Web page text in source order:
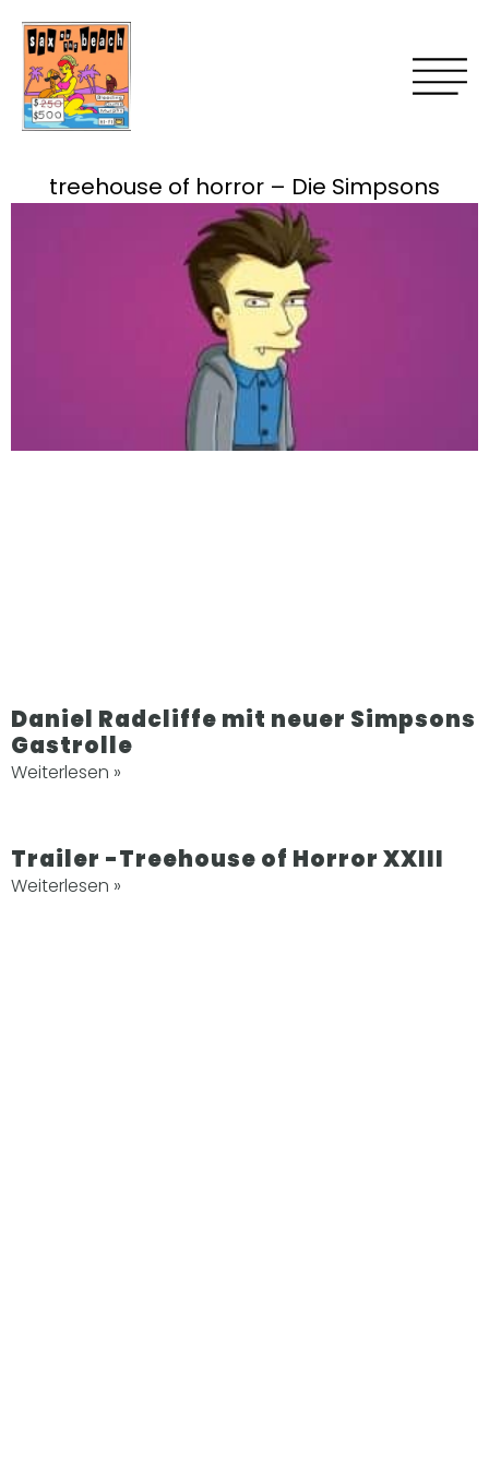
treehouse of horror – Die Simpsons
Daniel Radcliffe mit neuer Simpsons
Gastrolle
Weiterlesen »
Trailer -Treehouse of Horror XXIII
Weiterlesen »